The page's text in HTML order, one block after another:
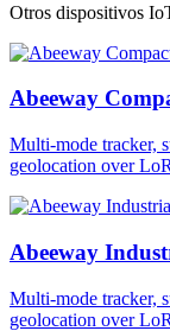
Otros dispositivos
Abeeway
Multi-mode tracker,
geolocation over
Abeeway
Multi-mode tracker,
geolocation over